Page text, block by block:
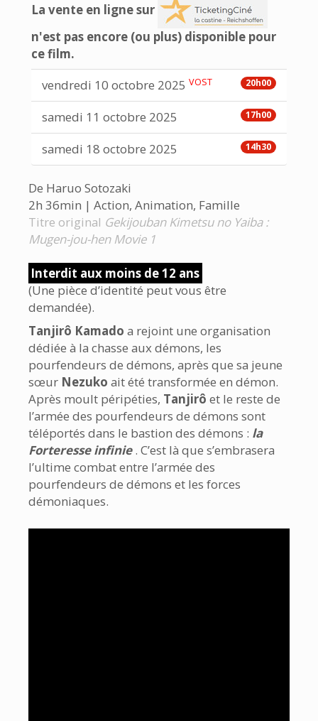
La vente en ligne sur
n'est pas encore (ou plus) disponible pour
ce film.
20h00
vendredi 10 octobre 2025 VOST
17h00
samedi 11 octobre 2025
14h30
samedi 18 octobre 2025
De Haruo Sotozaki
2h 36min | Action, Animation, Famille
Titre original Gekijouban Kimetsu no Yaiba :
Mugen-jou-hen Movie 1
Interdit aux moins de 12 ans
(Une pièce d’identité peut vous être
demandée).
Tanjirô Kamado a rejoint une organisation
dédiée à la chasse aux démons, les
pourfendeurs de démons, après que sa jeune
sœur Nezuko ait été transformée en démon.
Après moult péripéties, Tanjirô et le reste de
l’armée des pourfendeurs de démons sont
téléportés dans le bastion des démons : la
Forteresse infinie . C’est là que s’embrasera
l’ultime combat entre l’armée des
pourfendeurs de démons et les forces
démoniaques.